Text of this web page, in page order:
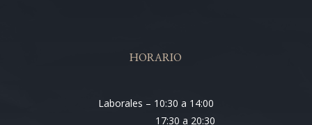
HORARIO
Laborales – 10:30 a 14:00
17:30 a 20:30